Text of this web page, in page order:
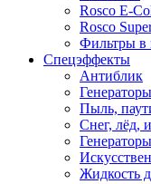
Rosco E-
Rosco
Фильтры в
Спецэффекты
Антиблик
Пыль,
Снег, лёд,
Жидкость